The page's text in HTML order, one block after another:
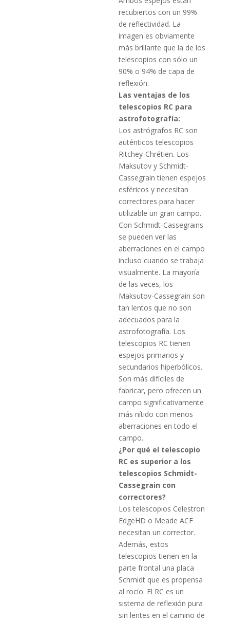
recubiertos con un 99%
de reflectividad. La
imagen es obviamente
más brillante que la de los
telescopios con sólo un
90% o 94% de capa de
reflexión.
Las ventajas de los
telescopios RC para
astrofotografía:
Los astrógrafos RC son
auténticos telescopios
Ritchey-Chrétien. Los
Maksutov y Schmidt-
Cassegrain tienen espejos
esféricos y necesitan
correctores para hacer
utilizable un gran campo.
Con Schmidt-Cassegrains
se pueden ver las
aberraciones en el campo
incluso cuando se trabaja
visualmente. La mayoría
de las veces, los
Maksutov-Cassegrain son
tan lentos que no son
adecuados para la
astrofotografía. Los
telescopios RC tienen
espejos primarios y
secundarios hiperbólicos.
Son más difíciles de
fabricar, pero ofrecen un
campo significativamente
más nítido con menos
aberraciones en todo el
campo.
¿Por qué el telescopio
RC es superior a los
telescopios Schmidt-
Cassegrain con
correctores?
Los telescopios Celestron
EdgeHD o Meade ACF
necesitan un corrector.
Además, estos
telescopios tienen en la
parte frontal una placa
Schmidt que es propensa
al rocío. El RC es un
sistema de reflexión pura
sin lentes en el camino de